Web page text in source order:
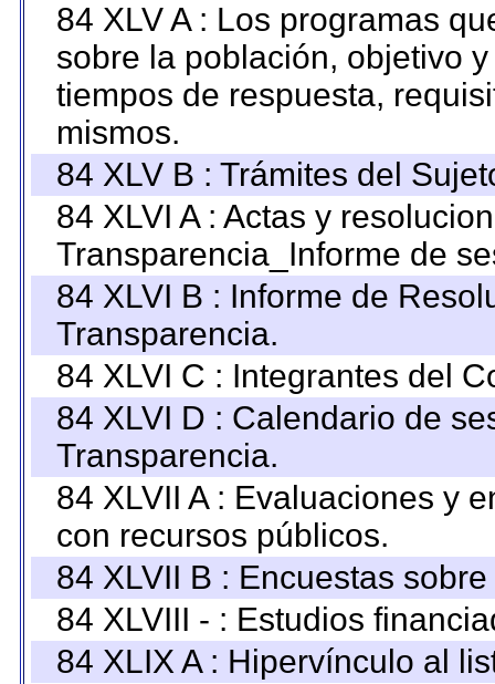
84 XLV A : Los programas
sobre la población, objetivo
tiempos de respuesta,
mismos.
84 XLV B : Trámites del
84 XLVI A : Actas y
Transparencia_Informe de
84 XLVI B : Informe de
Transparencia.
84 XLVI C : Integrantes del
84 XLVI D : Calendario de
Transparencia.
84 XLVII A : Evaluaciones y
con recursos públicos.
84 XLVII B : Encuestas
84 XLVIII - : Estudios
84 XLIX A : Hipervínculo al